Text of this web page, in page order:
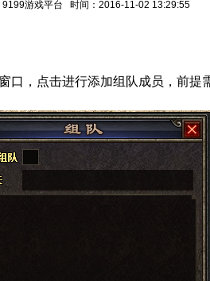
9199游戏平台 时间：2016-11-02 13:29:55
口，点击进行添加组队成员，前提